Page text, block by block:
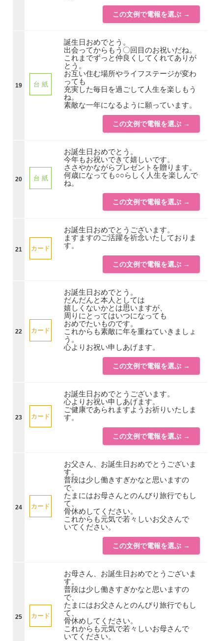
この文例で電報を選ぶ →
19 台 紙
誕生日おめでとう。
出会ってからもう〇回目のお祝いだね。
これまでずっと仲良くしてくれてありが
とう。
お互い住む場所やライフステージが変わ
っても
充実した毎日を過ごして人生を楽しもう
ね。
素敵な一年になるように願っています。
この文例で電報を選ぶ →
20 台 紙
お誕生日おめでとう。
今年もお祝いできて嬉しいです。
ささやかながらプレゼントを贈ります。
何歳になっても○○らしく人生を楽しんで
ね。
この文例で電報を選ぶ →
21 カード
お誕生日おめでとうございます。
ますますのご活躍を祈念いたしておりま
す。
この文例で電報を選ぶ →
22 カード
お誕生日おめでとう。
だんだんと本人としては
嬉しくないかとは思いますが、
周りにとってはいつになっても
おめでたいものです。
これからも素敵に年を重ねていきましょ
う。
心よりお祝い申しあげます。
この文例で電報を選ぶ →
23 カード
お誕生日おめでとうございます。
心よりお祝い申しあげます。
ご健康であられますようお祈りいたしま
す。
この文例で電報を選ぶ →
24 カード
お父さん、お誕生日おめでとうございま
す。
普段は少し働きすぎかなと思いますの
で、
たまにはお母さんとのんびり旅行でもし
て、
骨休めしてください。
これからも元気で若々しいお父さんで
いてください。
この文例で電報を選ぶ →
25 カード
お母さん、お誕生日おめでとうございま
す。
普段は少し働きすぎかなと思いますの
で、
たまにはお父さんとのんびり旅行でもし
て、
骨休めしてください。
これからも元気で若々しいお母さんで
いてください。